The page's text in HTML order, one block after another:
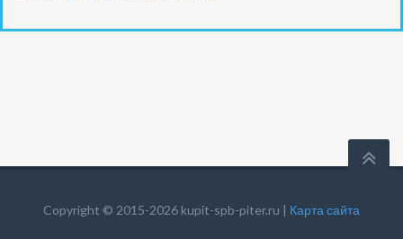
Copyright © 2015-2026 kupit-spb-piter.ru | Карта сайта